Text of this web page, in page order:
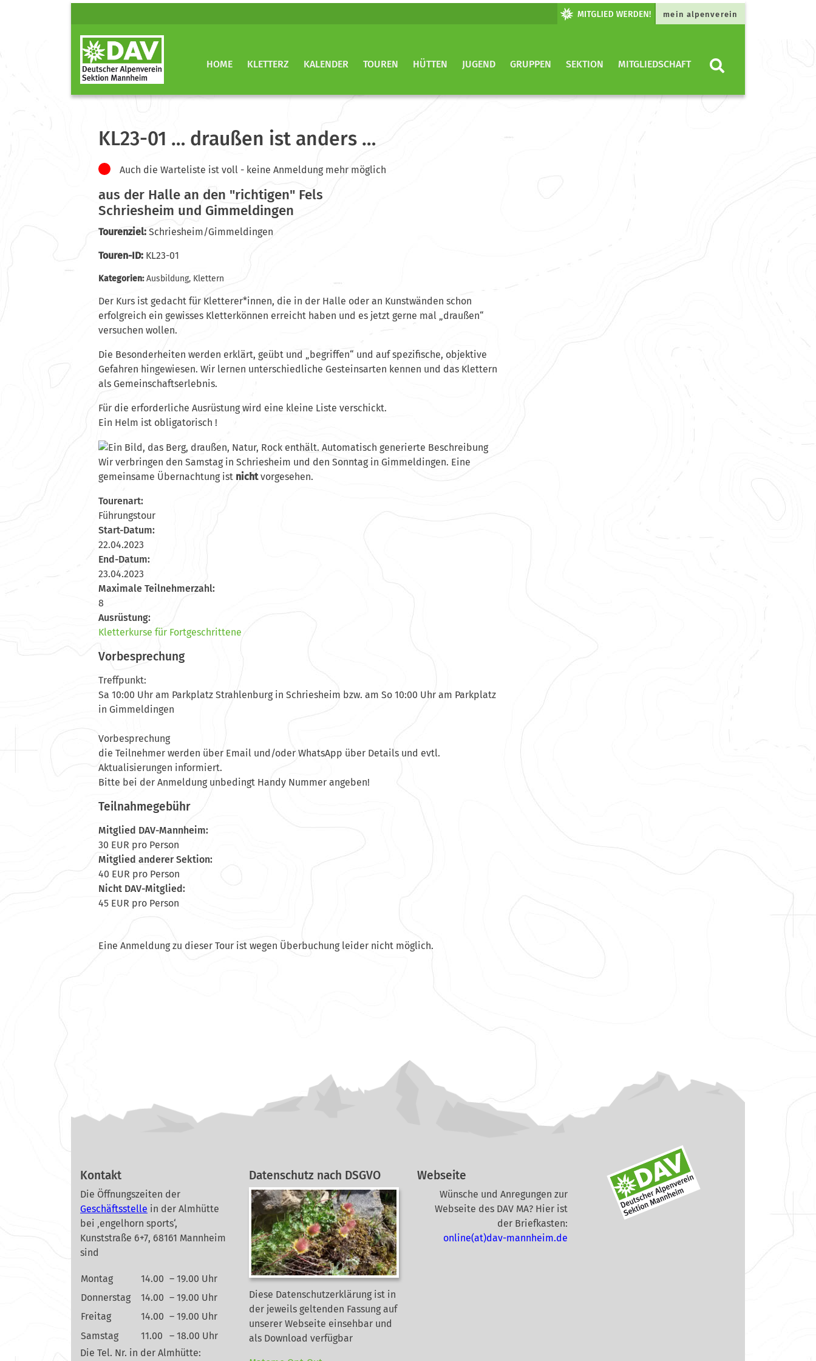
mein alpenverein
HOME KLETTERZ KALENDER TOUREN HÜTTEN JUGEND GRUPPEN SEKTION MITGLIEDSCHAFT
KL23-01 … draußen ist anders …
Auch die Warteliste ist voll - keine Anmeldung mehr möglich
aus der Halle an den "richtigen" Fels
Schriesheim und Gimmeldingen
Tourenziel: Schriesheim/Gimmeldingen
Touren-ID: KL23-01
Kategorien:Ausbildung, Klettern
Der Kurs ist gedacht für Kletterer*innen, die in der Halle oder an Kunstwänden schon
erfolgreich ein gewisses Kletterkönnen erreicht haben und es jetzt gerne mal „draußen“
versuchen wollen.
Die Besonderheiten werden erklärt, geübt und „begriffen“ und auf spezifische, objektive
Gefahren hingewiesen. Wir lernen unterschiedliche Gesteinsarten kennen und das Klettern
als Gemeinschaftserlebnis.
Für die erforderliche Ausrüstung wird eine kleine Liste verschickt.
Ein Helm ist obligatorisch !
Wir verbringen den Samstag in Schriesheim und den Sonntag in Gimmeldingen. Eine
gemeinsame Übernachtung ist nichtvorgesehen.
Tourenart:
Führungstour
Start-Datum:
22.04.2023
End-Datum:
23.04.2023
Maximale Teilnehmerzahl:
8
Ausrüstung:
Kletterkurse für Fortgeschrittene
Vorbesprechung
Treffpunkt:
Sa 10:00 Uhr am Parkplatz Strahlenburg in Schriesheim bzw. am So 10:00 Uhr am Parkplatz
in Gimmeldingen
Vorbesprechung
die Teilnehmer werden über Email und/oder WhatsApp über Details und evtl.
Aktualisierungen informiert.
Bitte bei der Anmeldung unbedingt Handy Nummer angeben!
Teilnahmegebühr
Mitglied DAV-Mannheim:
30 EUR pro Person
Mitglied anderer Sektion:
40 EUR pro Person
Nicht DAV-Mitglied:
45 EUR pro Person
Eine Anmeldung zu dieser Tour ist wegen Überbuchung leider nicht möglich.
Kontakt
Die Öffnungszeiten der
Geschäftsstelle in der Almhütte
bei ‚engelhorn sports‘,
Kunststraße 6+7, 68161 Mannheim
sind
Montag 14.00 – 19.00 Uhr
Donnerstag
14.00 – 19.00 Uhr
Freitag
14.00 – 19.00 Uhr
Samstag
11.00
– 18.00 Uhr
Die Tel. Nr. in der Almhütte:
Datenschutz nach DSGVO
Diese Datenschutzerklärung ist in
der jeweils geltenden Fassung auf
unserer Webseite einsehbar und
als Download verfügbar
Webseite
Wünsche und Anregungen zur
Webseite des DAV MA? Hier ist
der Briefkasten:
online(at)dav-mannheim.de